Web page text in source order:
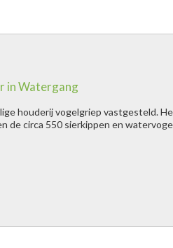
" title=" Vogelgriep
in Watergang
houderij vogelgriep vastgesteld.
de circa 550 sierkippen en